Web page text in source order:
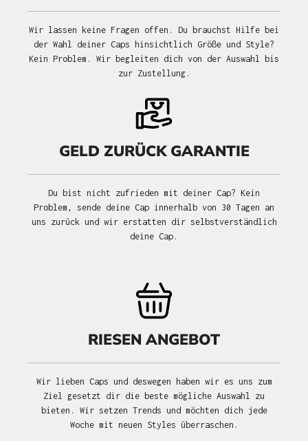
Wir lassen keine Fragen offen. Du brauchst Hilfe bei
der Wahl deiner Caps hinsichtlich Größe und Style?
Kein Problem. Wir begleiten dich von der Auswahl bis
zur Zustellung.
GELD ZURÜCK GARANTIE
Du bist nicht zufrieden mit deiner Cap? Kein
Problem, sende deine Cap innerhalb von 30 Tagen an
uns zurück und wir erstatten dir selbstverständlich
deine Cap.
RIESEN ANGEBOT
Wir lieben Caps und deswegen haben wir es uns zum
Ziel gesetzt dir die beste mögliche Auswahl zu
bieten. Wir setzen Trends und möchten dich jede
Woche mit neuen Styles überraschen.